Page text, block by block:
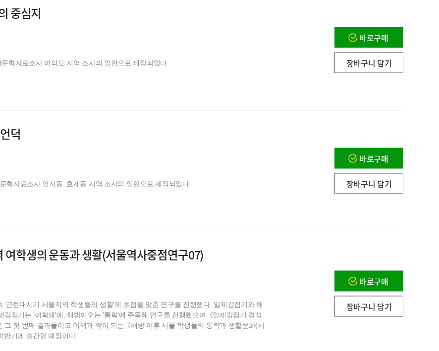
중심지
화자료조사 여의도 지역 조사의 일환으로 제작되었다.
바로구매
장바구니 담기
덕
화자료조사 연지동, 효제동 지역 조사의 일환으로 제작되었다.
바로구매
장바구니 담기
여학생의 운동과 생활(서울역사중점연구07)
'근현대시기 서울지역 학생들의 생활'에 초점을 맞춘 연구를 진행했다. 일제강점기와 해
강점기는 '여학생'에, 해방이후는 '통학'에 주목해 연구를 진행했으며《일제강점기 경성
그 첫 번째 결과물이고 이책과 짝이 되는《해방 이후 서울 학생들의 통학과 생활문화(서
반기에 출간할 예정이다.
바로구매
장바구니 담기